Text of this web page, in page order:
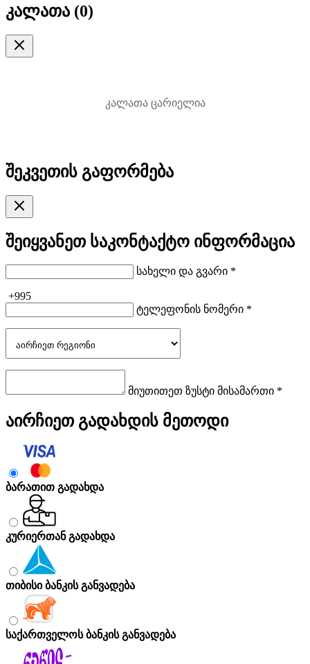
კალათა (0)
კალათა ცარიელია
შეკვეთის გაფორმება
შეიყვანეთ საკონტაქტო ინფორმაცია
სახელი და გვარი *
+995
ტელეფონის ნომერი *
მიუთითეთ ზუსტი მისამართი *
აირჩიეთ გადახდის მეთოდი
ბარათით გადახდა
კურიერთან გადახდა
თიბისი ბანკის განვადება
საქართველოს ბანკის განვადება